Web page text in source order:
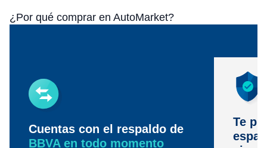
¿Por qué comprar en AutoMarket?
Cuentas con el respaldo de
BBVA en todo momento
Te